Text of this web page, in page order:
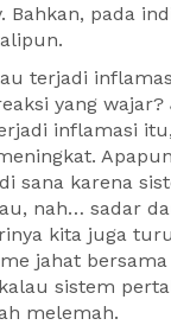
Bahkan, pada
terjadi
yang
inflamasi
sana karena
nah… sadar
kita juga
jahat
sistem
melemah.